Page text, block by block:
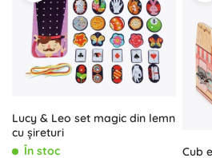
Lucy & Leo set magic din lemn
cu șireturi
În stoc
Cub